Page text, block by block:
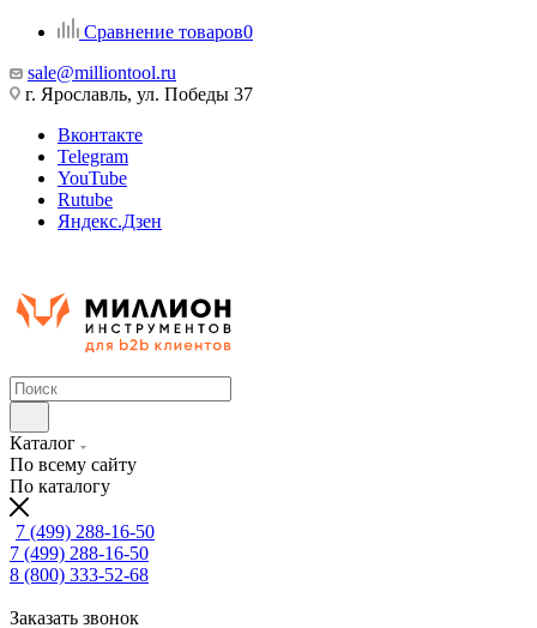
Сравнение товаров0
sale@milliontool.ru
г. Ярославль, ул. Победы 37
Вконтакте
Telegram
YouTube
Rutube
Яндекс.Дзен
Каталог
По всему сайту
По каталогу
7 (499) 288-16-50
7 (499) 288-16-50
8 (800) 333-52-68
Заказать звонок